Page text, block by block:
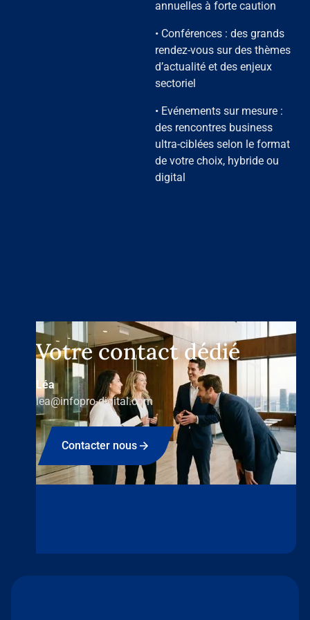
annuelles à forte caution
• Conférences : des grands
rendez-vous sur des thèmes
d’actualité et des enjeux
sectoriel
• Evénements sur mesure :
des rencontres business
ultra-ciblées selon le format
de votre choix, hybride ou
digital
Votre contact dédié
Léa
lea@infopro-digital.com
Contacter nous